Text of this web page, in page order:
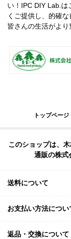
い！IPC DIY Lab.は
くご提供し、的確
皆さんの生活がより
トップページ
このショップは、
通販の株式
送料について
お支払い方法につい
返品・交換について